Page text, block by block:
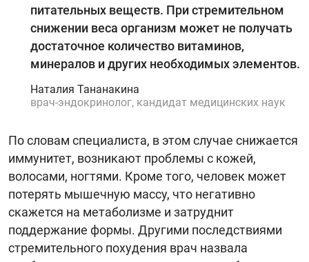
питательных веществ. При стремительном
снижении веса организм может не получать
достаточное количество витаминов,
минералов и других необходимых элементов.
Наталия Тананакина
врач-эндокринолог, кандидат медицинских наук
По словам специалиста, в этом случае снижается
иммунитет, возникают проблемы с кожей,
волосами, ногтями. Кроме того, человек может
потерять мышечную массу, что негативно
скажется на метаболизме и затруднит
поддержание формы. Другими последствиями
стремительного похудения врач назвала